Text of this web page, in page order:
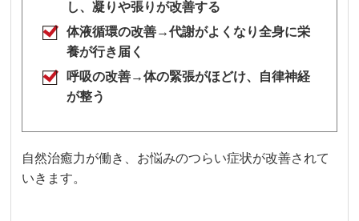
し、凝りや張りが改善する
体液循環の改善→代謝がよくなり全身に栄
養が行き届く
呼吸の改善→体の緊張がほどけ、自律神経
が整う
自然治癒力が働き、お悩みのつらい症状が改善されて
いきます。